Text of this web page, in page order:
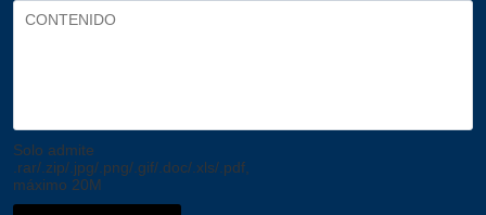
Solo admite
.rar/.zip/.jpg/.png/.gif/.doc/.xls/.pdf,
máximo 20M